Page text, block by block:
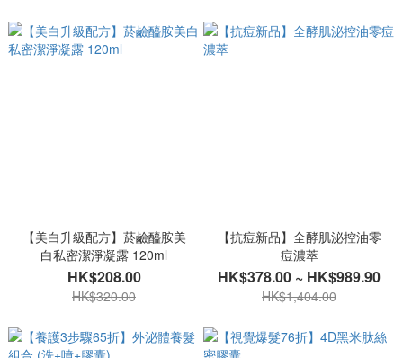
【美白升級配方】菸鹼醯胺美
白私密潔淨凝露 120ml
HK$208.00
HK$320.00
【抗痘新品】全酵肌泌控油零
痘濃萃
HK$378.00 ~ HK$989.90
HK$1,404.00